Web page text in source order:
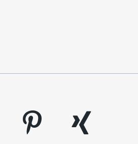
pinterest
xing